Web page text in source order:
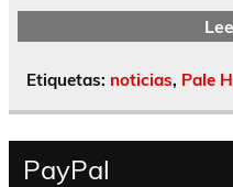
Etiquetas: noticias, Pale
PayPal